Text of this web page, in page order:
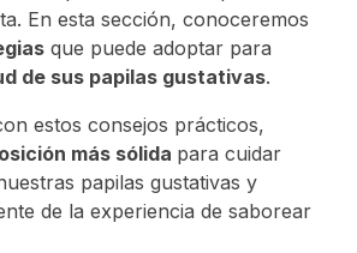
En esta sección, conoceremos
que puede adoptar para
de sus papilas gustativas.
estos consejos prácticos,
más sólida para cuidar
papilas gustativas y
de la experiencia de saborear